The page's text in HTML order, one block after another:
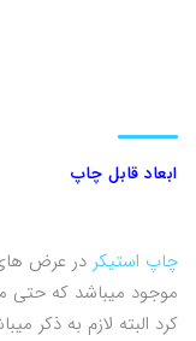
ابعاد قابل چاپ
چاپ استیکر
موجود میباشد که حتی
کرد البته لازم به ذکر